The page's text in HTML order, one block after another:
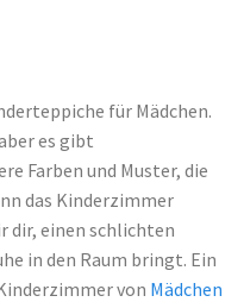
für Mädchen.
es gibt
Farben und Muster, die
das Kinderzimmer
dir, einen schlichten
in den Raum bringt. Ein
von Mädchen